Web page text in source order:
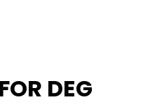
DEG